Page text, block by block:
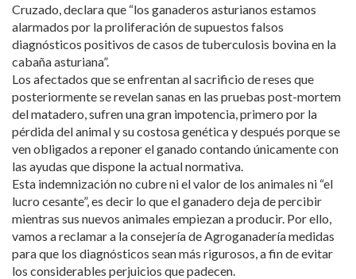
Cruzado, declara que “los ganaderos asturianos estamos
alarmados por la proliferación de supuestos falsos
diagnósticos positivos de casos de tuberculosis bovina en la
cabaña asturiana”.
Los afectados que se enfrentan al sacrificio de reses que
posteriormente se revelan sanas en las pruebas post-mortem
del matadero, sufren una gran impotencia, primero por la
pérdida del animal y su costosa genética y después porque se
ven obligados a reponer el ganado contando únicamente con
las ayudas que dispone la actual normativa.
Esta indemnización no cubre ni el valor de los animales ni “el
lucro cesante”, es decir lo que el ganadero deja de percibir
mientras sus nuevos animales empiezan a producir. Por ello,
vamos a reclamar a la consejería de Agroganadería medidas
para que los diagnósticos sean más rigurosos, a fin de evitar
los considerables perjuicios que padecen.